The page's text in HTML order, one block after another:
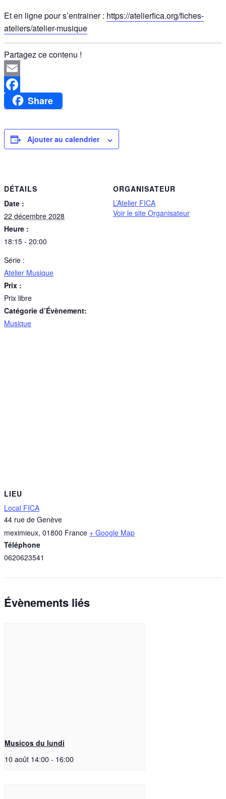
Et en ligne pour s’entrainer : https://atelierfica.org/fiches-
ateliers/atelier-musique
Partagez ce contenu !
Email
FacebookShare
Ajouter au calendrier
DÉTAILS
Date :
22 décembre 2028
Heure :
18:15 - 20:00
Série :
Atelier Musique
Prix :
Prix libre
Catégorie d’Évènement:
Musique
ORGANISATEUR
L’Atelier FICA
Voir le site Organisateur
LIEU
Local FICA
44 rue de Genève
meximieux, 01800 France + Google Map
Téléphone
0620623541
Évènements liés
Musicos du lundi
10 août 14:00- 16:00